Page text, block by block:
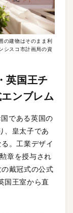
の建物はそのまま利
シスコ市計画局の資
英国王チ
ンブレム
である英国の
、皇太子であ
。工業デザイ
章を授与され
戴冠式の公式
国王室から直